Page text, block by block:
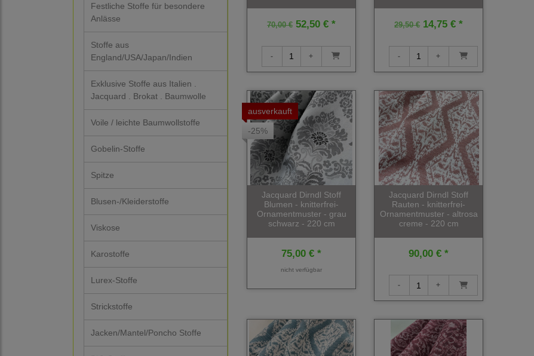
Festliche Stoffe für besondere
Anlässe
Stoffe aus
England/USA/Japan/Indien
Exklusive Stoffe aus Italien .
Jacquard . Brokat . Baumwolle
Voile / leichte Baumwollstoffe
Gobelin-Stoffe
Spitze
Blusen-/Kleiderstoffe
Viskose
Karostoffe
Lurex-Stoffe
Strickstoffe
Jacken/Mantel/Poncho Stoffe
70,00 € 52,50 € * 29,50 €14,75 € *
ausverkauft
-25%
Jacquard Dirndl Stoff
Blumen - knitterfrei-
Ornamentmuster - grau
schwarz - 220 cm
75,00 € *
nicht verfügbar
Jacquard Dirndl Stoff
Rauten - knitterfrei-
Ornamentmuster - altrosa
creme - 220 cm
90,00 € *